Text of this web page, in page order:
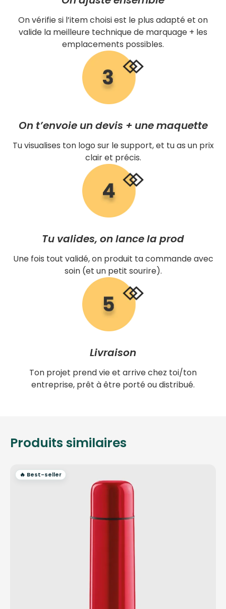
On vérifie si l’item choisi est le plus adapté et on
valide la meilleure technique de marquage + les
emplacements possibles.
On t’envoie un devis + une maquette
Tu visualises ton logo sur le support, et tu as un prix
clair et précis.
Tu valides, on lance la prod
Une fois tout validé, on produit ta commande avec
soin (et un petit sourire).
Livraison
Ton projet prend vie et arrive chez toi/ton
entreprise, prêt à être porté ou distribué.
Produits similaires
🔥 Best-seller